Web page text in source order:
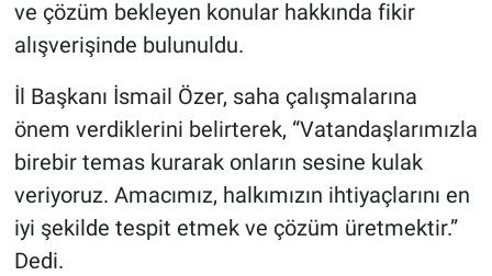
ve çözüm bekleyen konular hakkında fikir
alışverişinde bulunuldu.
İl Başkanı İsmail Özer, saha çalışmalarına
önem verdiklerini belirterek, “Vatandaşlarımızla
birebir temas kurarak onların sesine kulak
veriyoruz. Amacımız, halkımızın ihtiyaçlarını en
iyi şekilde tespit etmek ve çözüm üretmektir.”
Dedi.